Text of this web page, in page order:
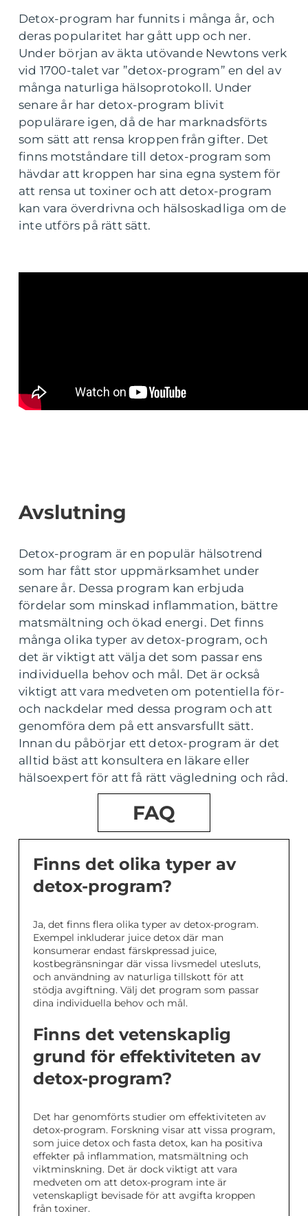
Detox-program har funnits i många år, och
deras popularitet har gått upp och ner.
Under början av äkta utövande Newtons verk
vid 1700-talet var ”detox-program” en del av
många naturliga hälsoprotokoll. Under
senare år har detox-program blivit
populärare igen, då de har marknadsförts
som sätt att rensa kroppen från gifter. Det
finns motståndare till detox-program som
hävdar att kroppen har sina egna system för
att rensa ut toxiner och att detox-program
kan vara överdrivna och hälsoskadliga om de
inte utförs på rätt sätt.
Avslutning
Detox-program är en populär hälsotrend
som har fått stor uppmärksamhet under
senare år. Dessa program kan erbjuda
fördelar som minskad inflammation, bättre
matsmältning och ökad energi. Det finns
många olika typer av detox-program, och
det är viktigt att välja det som passar ens
individuella behov och mål. Det är också
viktigt att vara medveten om potentiella för-
och nackdelar med dessa program och att
genomföra dem på ett ansvarsfullt sätt.
Innan du påbörjar ett detox-program är det
alltid bäst att konsultera en läkare eller
hälsoexpert för att få rätt vägledning och råd.
FAQ
Finns det olika typer av
detox-program?
Ja, det finns flera olika typer av detox-program.
Exempel inkluderar juice detox där man
konsumerar endast färskpressad juice,
kostbegränsningar där vissa livsmedel utesluts,
och användning av naturliga tillskott för att
stödja avgiftning. Välj det program som passar
dina individuella behov och mål.
Finns det vetenskaplig
grund för effektiviteten av
detox-program?
Det har genomförts studier om effektiviteten av
detox-program. Forskning visar att vissa program,
som juice detox och fasta detox, kan ha positiva
effekter på inflammation, matsmältning och
viktminskning. Det är dock viktigt att vara
medveten om att detox-program inte är
vetenskapligt bevisade för att avgifta kroppen
från toxiner.